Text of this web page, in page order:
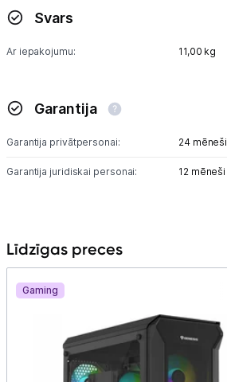
Svars
Ar iepakojumu: 11,00 kg
Garantija
Garantija privātpersonai: 24 mēneši
Garantija juridiskai personai: 12 mēneši
Līdzīgas preces
Gaming